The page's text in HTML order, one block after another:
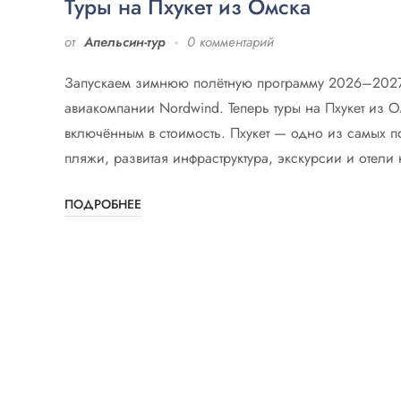
Туры на Пхукет из Омска
от Апельсин-тур 0 комментарий
Запускаем зимнюю полётную программу
авиакомпании Nordwind. Теперь туры на Пхукет
включённым в стоимость. Пхукет — одно из самых
пляжи, развитая инфраструктура, экскурсии и
ПОДРОБНЕЕ